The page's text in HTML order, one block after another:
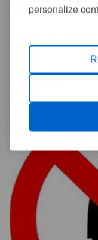
personalize
Listopada od nr 22,
Multimedia